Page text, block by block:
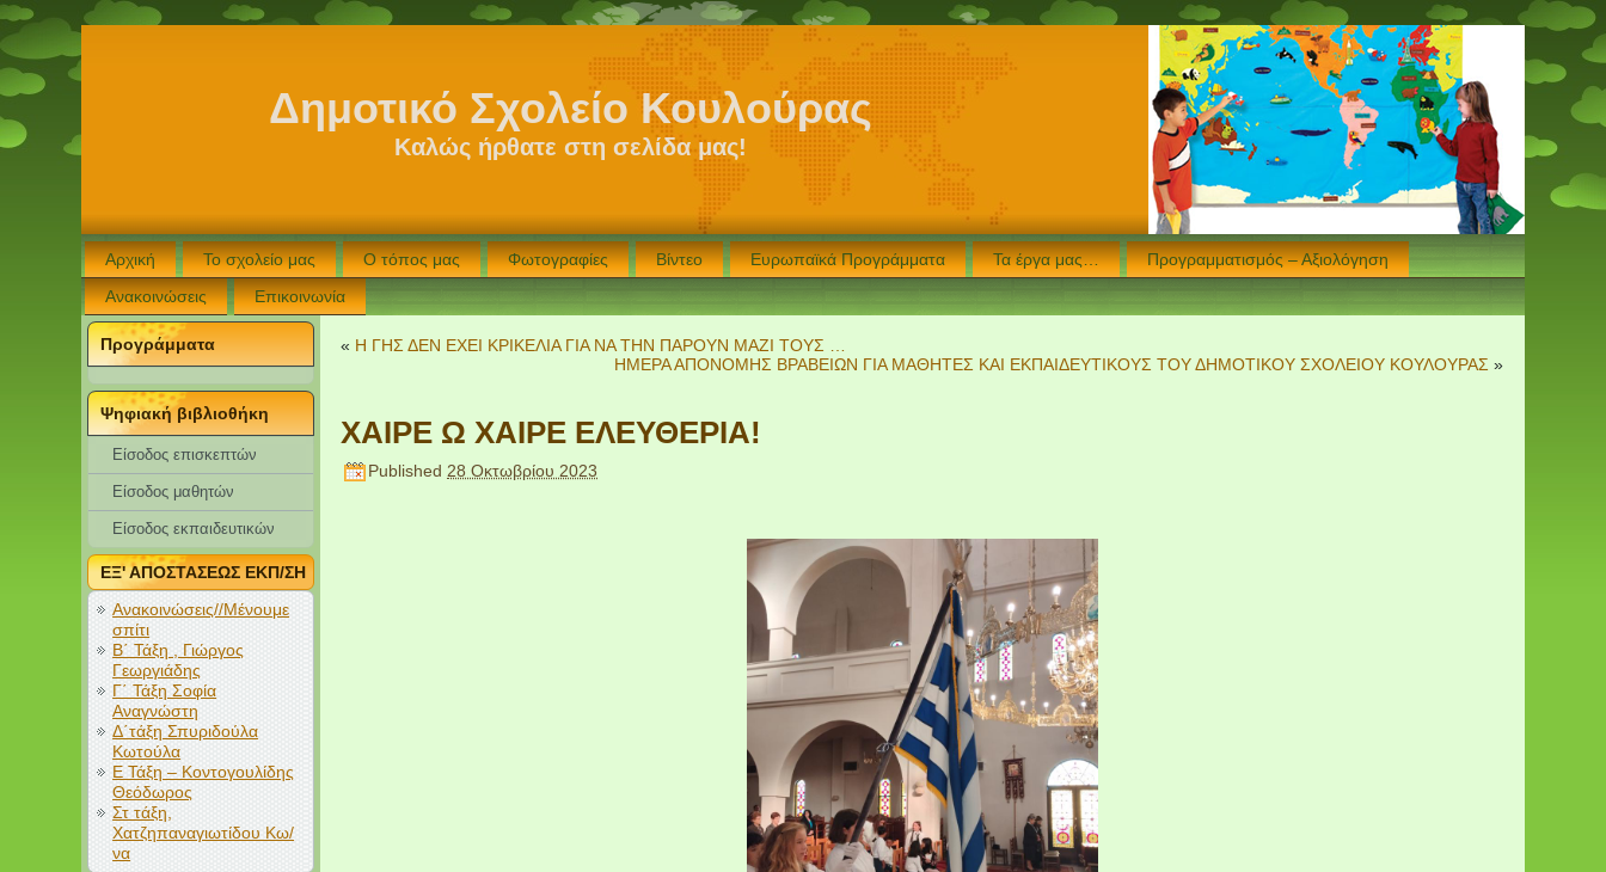
Δημοτικό Σχολείο Κουλούρας
Καλώς ήρθατε στη σελίδα μας!
Αρχική Το σχολείο μας Ο τόπος μας Φωτογραφίες Βίντεο Ευρωπαϊκά Προγράμματα Τα έργα μας…
Προγραμματισμός – Αξιολόγηση
Ανακοινώσεις
Επικοινωνία
Προγράμματα
Ψηφιακή βιβλιοθήκη
Είσοδος επισκεπτών
Eίσοδος μαθητών
Είσοδος εκπαιδευτικών
ΕΞ' ΑΠΟΣΤΑΣΕΩΣ ΕΚΠ/ΣΗ
Ανακοινώσεις//Μένουμε
σπίτι
Β΄ Τάξη , Γιώργος
Γεωργιάδης
Γ΄ Τάξη Σοφία
Αναγνώστη
Δ΄τάξη Σπυριδούλα
Κωτούλα
Ε Τάξη – Κοντογουλίδης
Θεόδωρος
Στ τάξη,
Χατζηπαναγιωτίδου Κω/
να
« Η ΓΗΣ ΔΕΝ ΕΧΕΙ ΚΡΙΚΕΛΙΑ ΓΙΑ ΝΑ ΤΗΝ ΠΑΡΟΥΝ ΜΑΖΙ ΤΟΥΣ …
ΗΜΕΡΑ ΑΠΟΝΟΜΗΣ ΒΡΑΒΕΙΩΝ ΓΙΑ ΜΑΘΗΤΕΣ ΚΑΙ ΕΚΠΑΙΔΕΥΤΙΚΟΥΣ ΤΟΥ ΔΗΜΟΤΙΚΟΥ ΣΧΟΛΕΙΟΥ ΚΟΥΛΟΥΡΑΣ »
ΧΑΙΡΕ Ω ΧΑΙΡΕ ΕΛΕΥΘΕΡΙΑ!
Published 28 Οκτωβρίου 2023